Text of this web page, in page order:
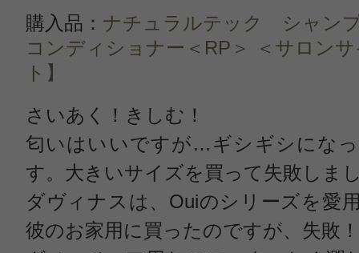
購入品： ナチュラルテック シャン
コンディショナー＜RP＞ ＜サロン
ト】
さいあく！きしむ！
匂いはいいですが…ギシギシにな
す。大きいサイズを買って失敗しま
ダヴィナスは、Ouiのシリーズを愛
彼のお家用に買ったのですが、失敗！